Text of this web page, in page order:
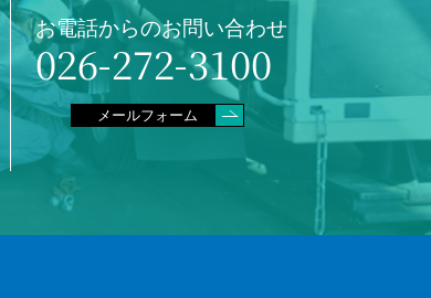
お電話からのお問い合わせ
026-272-3100
メールフォーム